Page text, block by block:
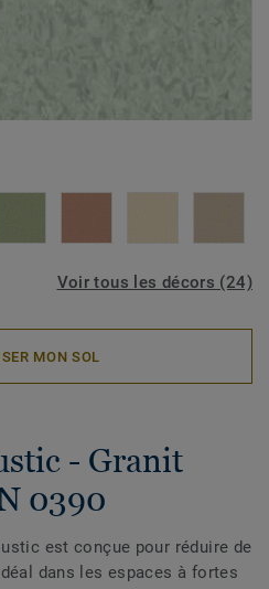
Voir tous les décors (24)
MON SOL
- Granit
0390
est conçue pour réduire de
dans les espaces à fortes